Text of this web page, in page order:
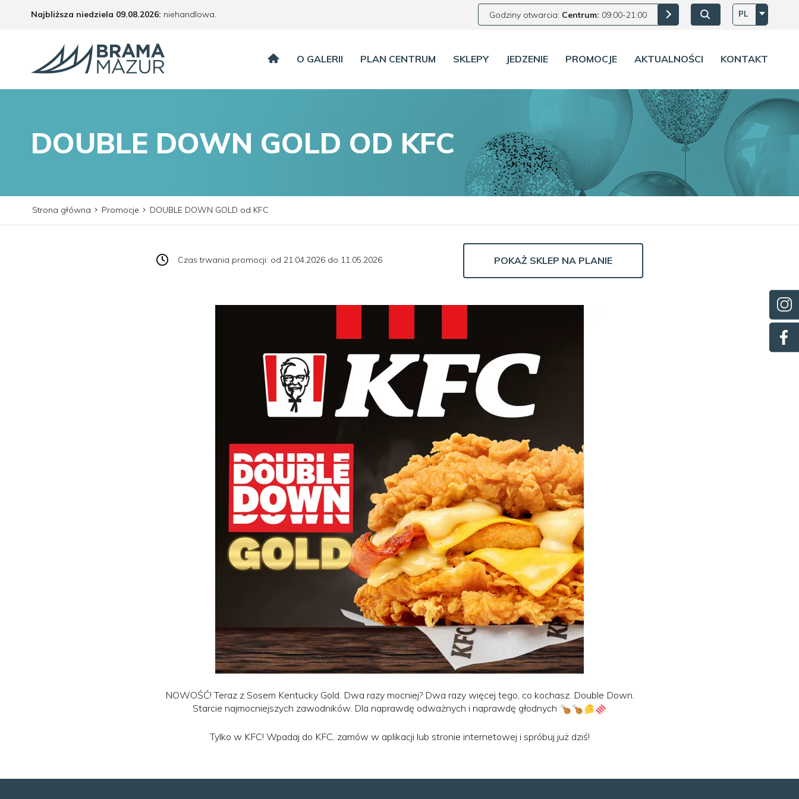
Najbliższa niedziela 09.08.2026: niehandlowa. PL
Godziny otwarcia: Centrum: 09:00-21:00
O GALERII PLAN CENTRUM SKLEPY JEDZENIE PROMOCJE AKTUALNOŚCI KONTAKT
DOUBLE DOWN GOLD OD KFC
Strona główna Promocje DOUBLE DOWN GOLD od KFC
Czas trwania promocji: od 21.04.2026 do 11.05.2026 POKAŻ SKLEP NA PLANIE
NOWOŚĆ! Teraz z Sosem Kentucky Gold. Dwa razy mocniej? Dwa razy więcej tego, co kochasz. Double Down.
Starcie najmocniejszych zawodników. Dla naprawdę odważnych i naprawdę głodnych
Tylko w KFC! Wpadaj do KFC, zamów w aplikacji lub stronie internetowej i spróbuj już dziś!